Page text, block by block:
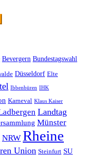
Bevergern Bundestagswahl
Düsseldorf Elte
Ibbenbüren IHK
Karneval Klaus Kaiser
Landtag
Münster
NRW Rheine
Union Steinfurt SU